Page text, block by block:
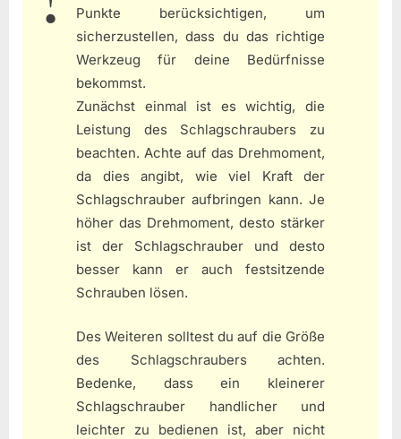
Punkte berücksichtigen, um
sicherzustellen, dass du das richtige
Werkzeug für deine Bedürfnisse
bekommst.
Zunächst einmal ist es wichtig, die
Leistung des Schlagschraubers zu
beachten. Achte auf das Drehmoment,
da dies angibt, wie viel Kraft der
Schlagschrauber aufbringen kann. Je
höher das Drehmoment, desto stärker
ist der Schlagschrauber und desto
besser kann er auch festsitzende
Schrauben lösen.
Des Weiteren solltest du auf die Größe
des Schlagschraubers achten.
Bedenke, dass ein kleinerer
Schlagschrauber handlicher und
leichter zu bedienen ist, aber nicht